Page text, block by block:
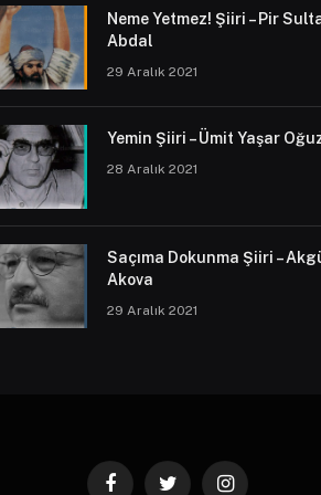
Neme Yetmez! Şiiri – Pir
Abdal
29 Aralık 2021
Yemin Şiiri – Ümit Yaşar
28 Aralık 2021
Saçıma Dokunma Şiiri –
Akova
29 Aralık 2021